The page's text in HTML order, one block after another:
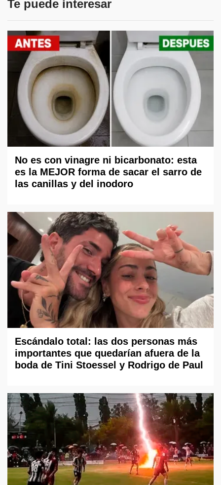
Te puede interesar
No es con vinagre ni bicarbonato: esta
es la MEJOR forma de sacar el sarro de
las canillas y del inodoro
Escándalo total: las dos personas más
importantes que quedarían afuera de la
boda de Tini Stoessel y Rodrigo de Paul